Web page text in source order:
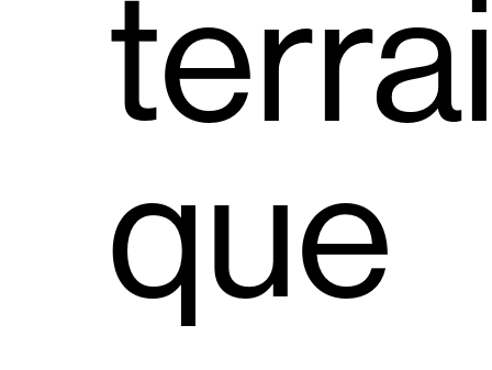
que